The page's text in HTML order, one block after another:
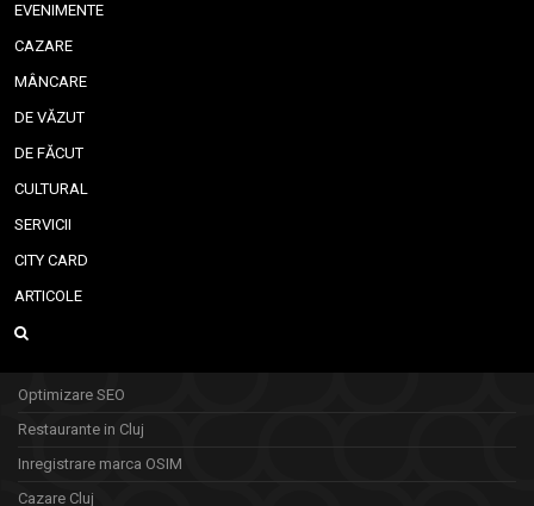
EVENIMENTE
CAZARE
MÂNCARE
DE VĂZUT
DE FĂCUT
CULTURAL
SERVICII
CITY CARD
ARTICOLE
Optimizare SEO
Restaurante in Cluj
Inregistrare marca OSIM
Cazare Cluj